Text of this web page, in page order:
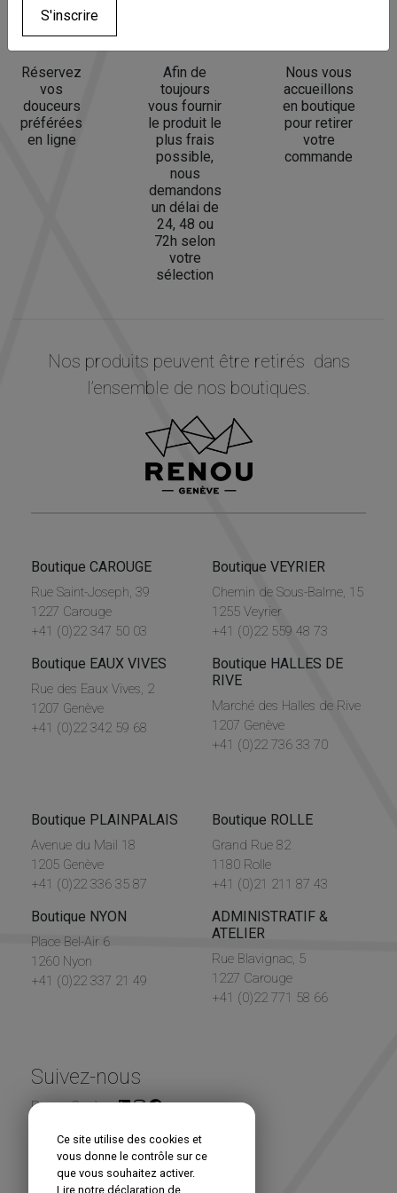
Réservez
vos
douceurs
préférées
en ligne
Afin de
toujours
vous fournir
le produit le
plus frais
possible,
nous
demandons
un délai de
24, 48 ou
72h selon
votre
sélection
Nous vous
accueillons
en boutique
pour retirer
votre
commande
Nos produits peuvent être retirés dans
l’ensemble de nos boutiques.
Boutique CAROUGE
Rue Saint-Joseph, 39
1227 Carouge
+41 (0)22 347 50 03
Boutique VEYRIER
Chemin de Sous-Balme, 15
1255 Veyrier
+41 (0)22 559 48 73
Boutique EAUX VIVES
Rue des Eaux Vives, 2
1207 Genève
+41 (0)22 342 59 68
Boutique HALLES DE
RIVE
Marché des Halles de Rive
1207 Genève
+41 (0)22 736 33 70
Boutique PLAINPALAIS
Avenue du Mail 18
1205 Genève
+41 (0)22 336 35 87
Boutique ROLLE
Grand Rue 82
1180 Rolle
+41 (0)21 211 87 43
Boutique NYON
Place Bel-Air 6
1260 Nyon
+41 (0)22 337 21 49
ADMINISTRATIF &
ATELIER
Rue Blavignac, 5
1227 Carouge
+41 (0)22 771 58 66
Suivez-nous
Renou Genève
Newsletter
Ce site utilise des cookies et
vous donne le contrôle sur ce
que vous souhaitez activer.
Lire notre déclaration de
S'inscrire